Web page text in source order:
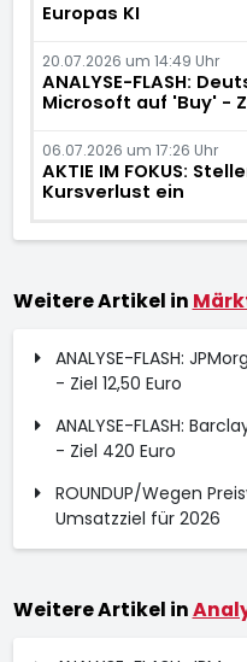
Europas KI
20.07.2026 um 14:49 Uhr
ANALYSE-FLASH:
Microsoft auf 'Buy' -
06.07.2026 um 17:26 Uhr
AKTIE IM FOKUS:
Kursverlust ein
Weitere Artikel in
ANALYSE-FLASH:
- Ziel 12,50 Euro
ANALYSE-FLASH:
- Ziel 420 Euro
ROUNDUP/Wegen
Umsatzziel für 2026
Weitere Artikel in